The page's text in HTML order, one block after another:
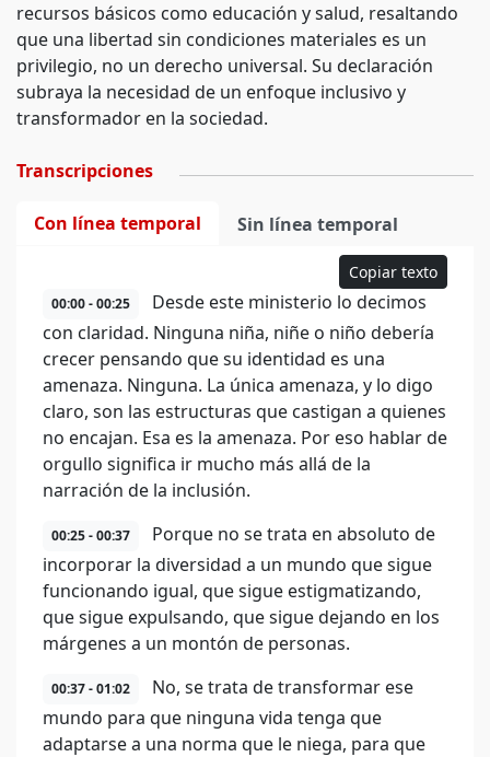
recursos básicos como educación y salud, resaltando
que una libertad sin condiciones materiales es un
privilegio, no un derecho universal. Su declaración
subraya la necesidad de un enfoque inclusivo y
transformador en la sociedad.
Transcripciones
Con línea temporal Sin línea temporal
Copiar texto
00:00 - 00:25
Desde este ministerio lo decimos
con claridad. Ninguna niña, niñe o niño debería
crecer pensando que su identidad es una
amenaza. Ninguna. La única amenaza, y lo digo
claro, son las estructuras que castigan a quienes
no encajan. Esa es la amenaza. Por eso hablar de
orgullo significa ir mucho más allá de la
narración de la inclusión.
00:25 - 00:37
Porque no se trata en absoluto de
incorporar la diversidad a un mundo que sigue
funcionando igual, que sigue estigmatizando,
que sigue expulsando, que sigue dejando en los
márgenes a un montón de personas.
00:37 - 01:02
No, se trata de transformar ese
mundo para que ninguna vida tenga que
adaptarse a una norma que le niega, para que